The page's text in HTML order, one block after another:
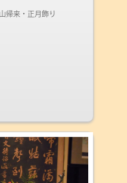
帰来・正月飾り